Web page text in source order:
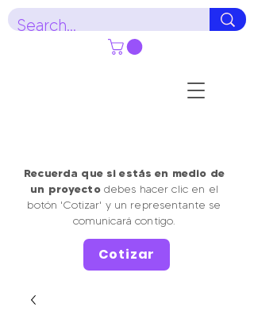
Recuerda que si estás en medio de
un proyectodebes hacer clic en el
botón 'Cotizar' y un representante se
comunicará contigo.
Cotizar